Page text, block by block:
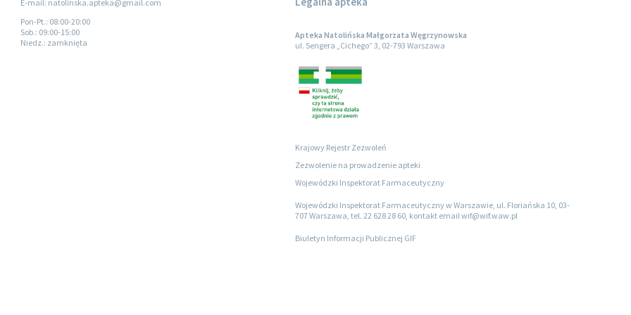
E-mail: natolinska.apteka@gmail.com
Pon-Pt.: 08:00-20:00
Sob.: 09:00-15:00
Niedz.: zamknięta
Apteka Natolińska Małgorzata Węgrzynowska
ul. Sengera „Cichego” 3, 02-793 Warszawa
Krajowy Rejestr Zezwoleń
Zezwolenie na prowadzenie apteki
Wojewódzki Inspektorat Farmaceutyczny
Wojewódzki Inspektorat Farmaceutyczny w Warszawie, ul. Floriańska 10, 03-
707 Warszawa, tel. 22 628 28 60, kontakt email wif@wif.waw.pl
Biuletyn Informacji Publicznej GIF